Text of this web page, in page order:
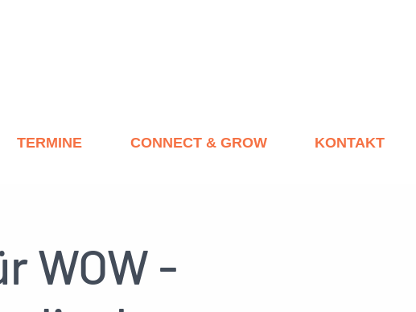
TERMINE CONNECT & GROW KONTAKT
WOW -